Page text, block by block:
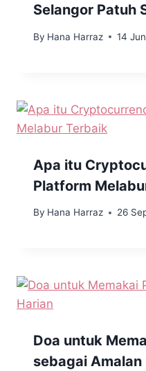
Selangor Patuh
By Hana Harraz 14
Apa itu
Platform
By Hana Harraz 26
Doa untuk
sebagai Amalan